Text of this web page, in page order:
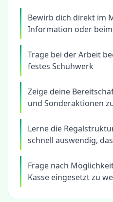
Bewirb dich direkt im
Information oder
Trage bei der Arbeit
festes Schuhwerk
Zeige deine
und Sonderaktionen
Lerne die
schnell auswendig,
Frage nach
Kasse eingesetzt zu